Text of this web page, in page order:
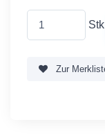
Zur